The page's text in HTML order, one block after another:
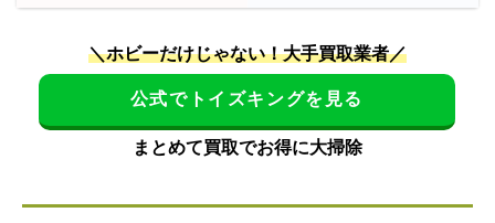
＼ホビーだけじゃない！大手買取業者／
公式でトイズキングを見る
まとめて買取でお得に大掃除